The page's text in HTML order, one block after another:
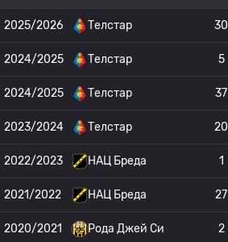
2025/2026 Телстар 30
2024/2025 Телстар 5
2024/2025 Телстар 37
2023/2024 Телстар 20
2022/2023 НАЦ Бреда 1
2021/2022 НАЦ Бреда 27
2020/2021 Рода Джей Си 2